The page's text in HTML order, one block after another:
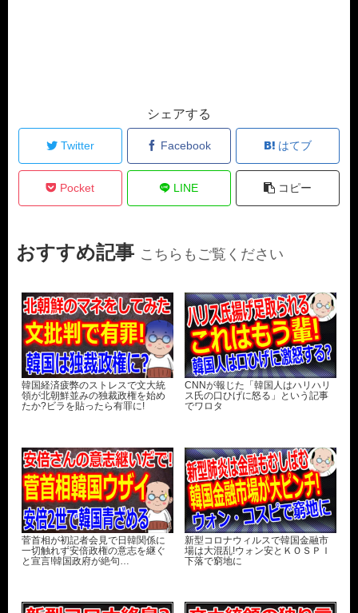
シェアする
Twitter Facebook はてブ
Pocket LINE コピー
おすすめ記事 こちらもご覧ください
韓国経済疲弊のストレスで文大統
領が北朝鮮並みの独裁政権を始め
たか?ビラを貼ったら有罪に!
CNNが報じた「韓国人はハリハリ
ス氏の口ひげに怒る」という記事
でワロタ
菅首相が初記者会見で日韓関係に
一切触れず安倍政権の意志を継ぐ
と宣言!韓国政府が絶句…
新型コロナウィルスで韓国金融市
場は大混乱!ウォン安とＫＯＳＰＩ
下落で窮地に